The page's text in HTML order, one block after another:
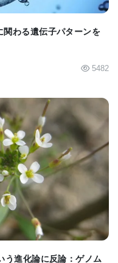
関わる遺伝子パターンを
5482
JP
う進化論に反論：ゲノム